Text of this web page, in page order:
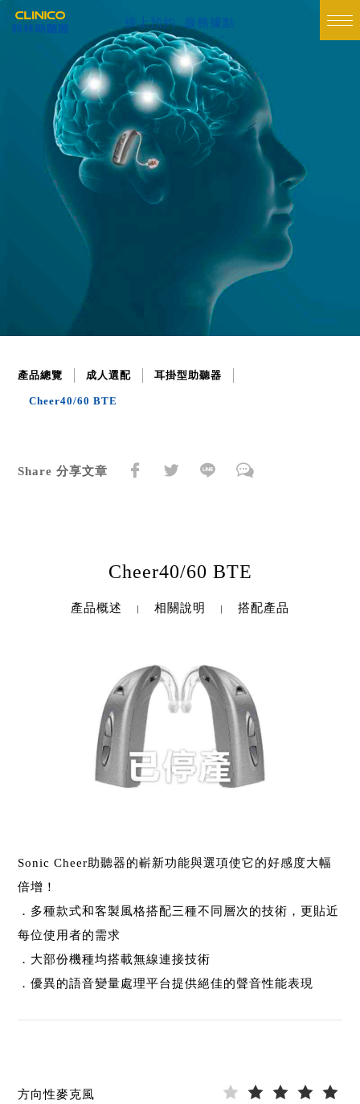
線上預約 服務據點
產品總覽 成人選配 耳掛型助聽器
Cheer40/60 BTE
Share 分享文章
Cheer40/60 BTE
產品概述 相關說明 搭配產品
Sonic Cheer助聽器的嶄新功能與選項使它的好感度大幅
倍增！
．多種款式和客製風格搭配三種不同層次的技術，更貼近
每位使用者的需求
．大部份機種均搭載無線連接技術
．優異的語音變量處理平台提供絕佳的聲音性能表現
方向性麥克風